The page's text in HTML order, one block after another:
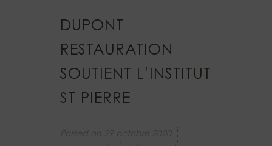
DUPONT
RESTAURATION
SOUTIENT L’INSTITUT
ST PIERRE
29 octobre 2020